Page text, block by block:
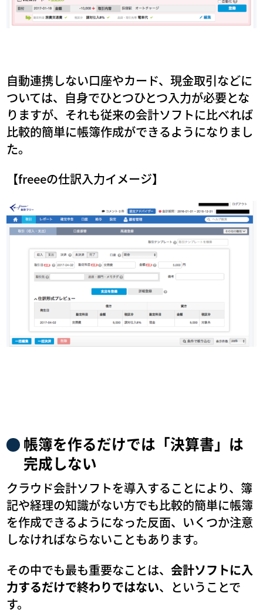
自動連携しない口座やカード、現金取引などに
ついては、自身でひとつひとつ入力が必要とな
りますが、それも従来の会計ソフトに比べれば
比較的簡単に帳簿作成ができるようになりまし
た。
【freeeの仕訳入力イメージ】
帳簿を作るだけでは「決算書」は
完成しない
クラウド会計ソフトを導入することにより、簿
記や経理の知識がない方でも比較的簡単に帳簿
を作成できるようになった反面、いくつか注意
しなければならないこともあります。
その中でも最も重要なことは、会計ソフトに入
力するだけで終わりではない、ということで
す。